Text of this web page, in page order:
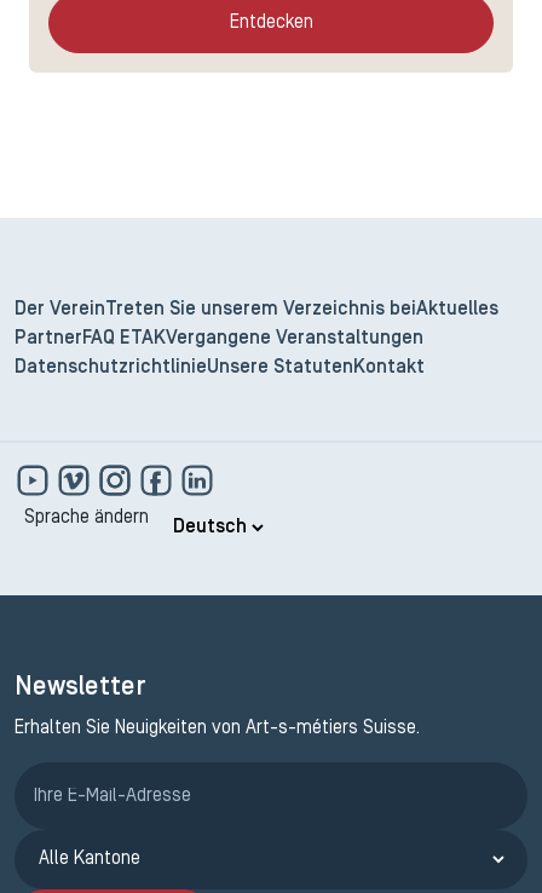
Entdecken
Der Verein Treten Sie unserem Verzeichnis beiAktuelles
Partner FAQ ETAKVergangene Veranstaltungen
DatenschutzrichtlinieUnsere Statuten Kontakt
Sprache ändern
Newsletter
Erhalten Sie Neuigkeiten von Art-s-métiers Suisse.